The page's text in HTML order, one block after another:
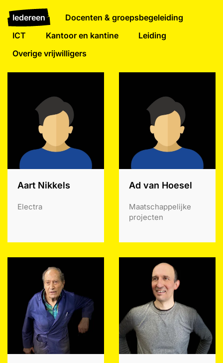
Iedereen
Docenten & groepsbegeleiding
ICT
Kantoor en kantine
Leiding
Overige vrijwilligers
Aart Nikkels
Electra
Ad van Hoesel
Maatschappelijke
projecten